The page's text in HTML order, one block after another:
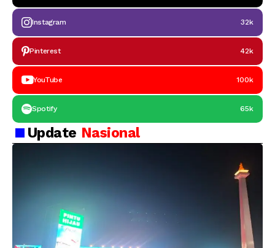
Instagram 32k
Pinterest 42k
YouTube 100k
Spotify 65k
Update Nasional